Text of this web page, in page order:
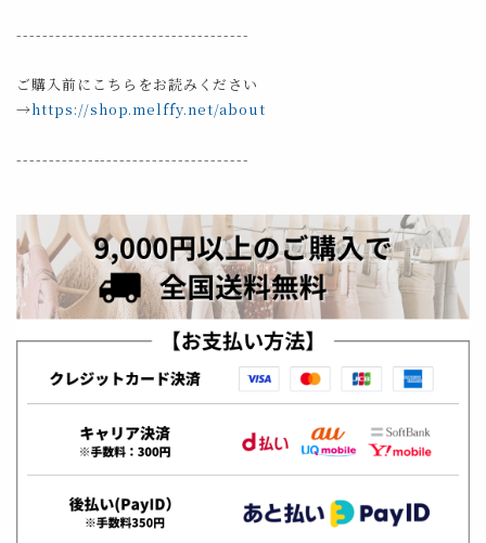
------------------------------------
ご購入前にこちらをお読みください
→https://shop.melffy.net/about
------------------------------------